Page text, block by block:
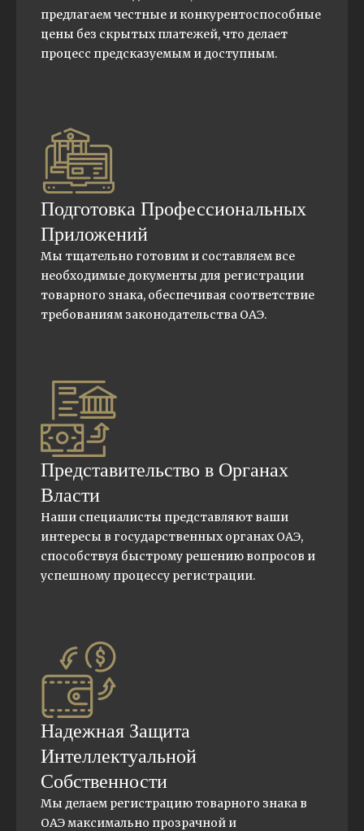
предлагаем честные и конкурентоспособные
цены без скрытых платежей, что делает
процесс предсказуемым и доступным.
Подготовка Профессиональных
Приложений
Мы тщательно готовим и составляем все
необходимые документы для регистрации
товарного знака, обеспечивая соответствие
требованиям законодательства ОАЭ.
Представительство в Органах
Власти
Наши специалисты представляют ваши
интересы в государственных органах ОАЭ,
способствуя быстрому решению вопросов и
успешному процессу регистрации.
Надежная Защита
Интеллектуальной
Собственности
Мы делаем регистрацию товарного знака в
ОАЭ максимально прозрачной и